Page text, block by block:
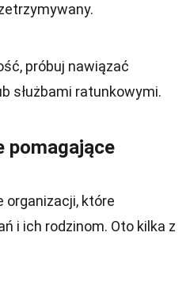
próbuj nawiązać
służbami ratunkowymi.
pomagające
organizacji, które
i ich rodzinom. Oto kilka z